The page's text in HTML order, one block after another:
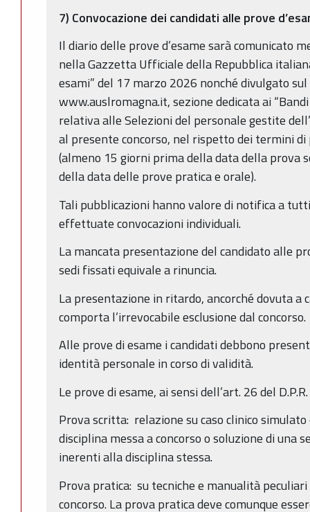
7) Convocazione dei candidati alle prove
Il diario delle prove d’esame sarà comunicato
nella Gazzetta Ufficiale della Repubblica
esami” del 17 marzo 2026 nonché divulgato
www.auslromagna.it, sezione dedicata ai
relativa alle Selezioni del personale gestite
al presente concorso, nel rispetto dei termini
(almeno 15 giorni prima della data della prova
della data delle prove pratica e orale).
Tali pubblicazioni hanno valore di notifica a
effettuate convocazioni individuali.
La mancata presentazione del candidato alle
sedi fissati equivale a rinuncia.
La presentazione in ritardo, ancorché dovuta a
comporta l’irrevocabile esclusione dal concorso.
Alle prove di esame i candidati debbono
identità personale in corso di validità.
Le prove di esame, ai sensi dell’art. 26 del
Prova scritta: relazione su caso clinico
disciplina messa a concorso o soluzione di una
inerenti alla disciplina stessa.
Prova pratica: su tecniche e manualità
concorso. La prova pratica deve comunque